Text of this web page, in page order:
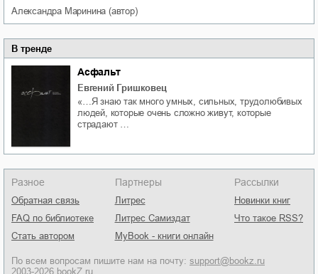
Александра Маринина (автор)
В тренде
Асфальт
Евгений Гришковец
«…Я знаю так много умных, сильных, трудолюбивых
людей, которые очень сложно живут, которые
страдают …
Разное
Обратная связь
FAQ по библиотеке
Стать автором
Партнеры
Литрес
Литрес Самиздат
MyBook - книги онлайн
Рассылки
Новинки книг
Что такое RSS?
По всем вопросам пишите нам на почту: support@bookz.ru
2003-2026 bookZ.ru